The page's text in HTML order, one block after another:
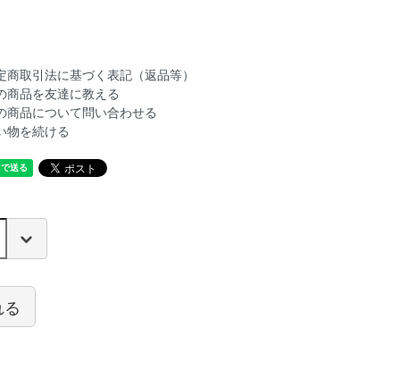
商取引法に基づく表記（返品等）
商品を友達に教える
商品について問い合わせる
物を続ける